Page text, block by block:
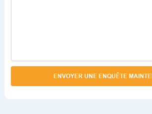
ENVOYER UNE ENQUÊTE